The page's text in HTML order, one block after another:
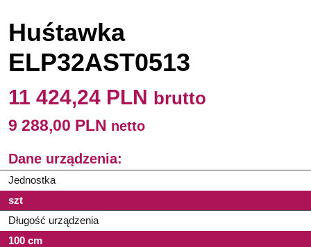
Huśtawka
ELP32AST0513
11 424,24 PLN brutto
9 288,00 PLN netto
Dane urządzenia:
Jednostka
szt
Długość urządzenia
100 cm